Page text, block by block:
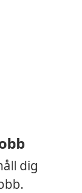
dig